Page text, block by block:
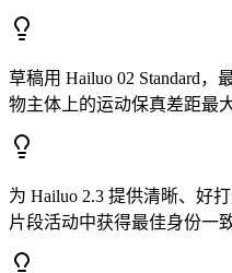
草稿用 Hailuo 02 Standard
物主体上的运动保真差距最大
为 Hailuo 2.3 提供清晰、好
片段活动中获得最佳身份一